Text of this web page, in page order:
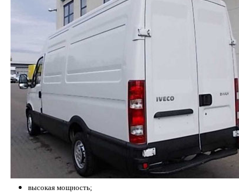
высокая мощность;